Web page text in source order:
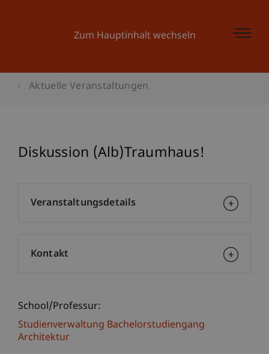
Zum Hauptinhalt wechseln
Aktuelle Veranstaltungen
Diskussion (Alb)Traumhaus!
School/Professur:
Studienverwaltung Bachelorstudiengang
Architektur
Veranstaltungsdetails
Kontakt